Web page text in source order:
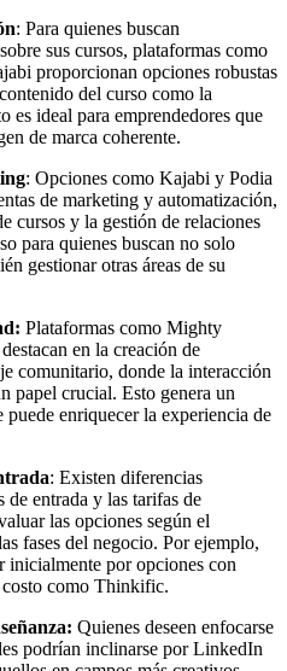
: Para quienes buscan
sus cursos, plataformas como
proporcionan opciones robustas
del curso como la
es ideal para emprendedores que
de marca coherente.
: Opciones como Kajabi y Podia
de marketing y automatización,
cursos y la gestión de relaciones
para quienes buscan no solo
gestionar otras áreas de su
Plataformas como Mighty
en la creación de
comunitario, donde la interacción
papel crucial. Esto genera un
enriquecer la experiencia de
: Existen diferencias
entrada y las tarifas de
las opciones según el
fases del negocio. Por ejemplo,
inicialmente por opciones con
como Thinkific.
Quienes deseen enfocarse
podrían inclinarse por LinkedIn